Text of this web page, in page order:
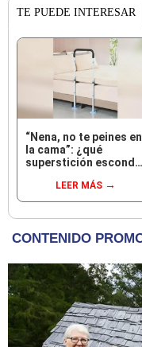
“Nena, no te peines en
la cama”: ¿qué
la famosa frase de los
Enanitos Verdes?
LEER MÁS